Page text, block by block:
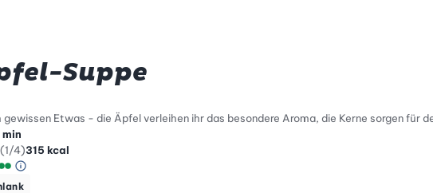
Suppe
gewissen Etwas - die Äpfel verleihen ihr das besondere Aroma, die Kerne sorgen für
4)315 kcal
Green Betty Skala Info